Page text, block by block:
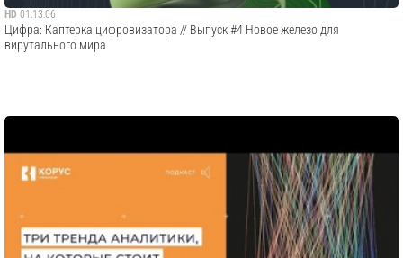
HD 01:13:06
Цифра: Каптерка цифровизатора // Выпуск #4 Новое железо для
вирутального мира